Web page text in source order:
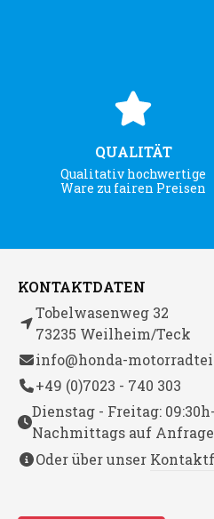
QUALITÄT
Qualitativ hochwertige
Ware zu fairen Preisen
KONTAKTDATEN
Tobelwasenweg 32
73235 Weilheim/Teck
info@honda-
+49 (0)7023 - 740 303
Dienstag - Freitag:
Nachmittags auf Anfrage
Oder über unser